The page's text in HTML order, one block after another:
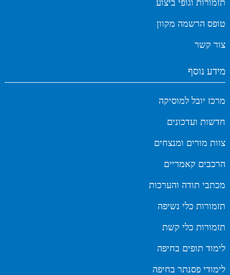
תזמורות וגופי ביצוע
טופס הרשמה מקוון
צור קשר
מידע נוסף
מרכז יובל למוסיקה
חדשות ועדכונים
צוות מורים ומנצחים
הרכבים קאמריים
מכתבי תודה והערכות
תזמורות כלי נשיפה
תזמורות כלי קשת
לימוד תופים בחיפה
לימודי פסנתר בחיפה